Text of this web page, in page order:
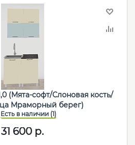
(Мята-софт/Слоновая кость/
Мраморный берег)
31 600 р.